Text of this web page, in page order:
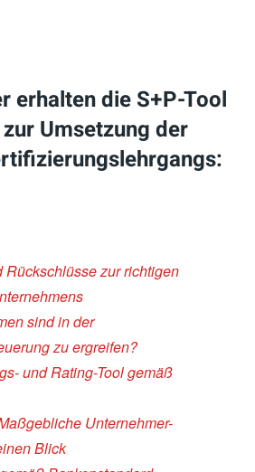
erhalten die S+P-Tool
Umsetzung der
Rückschlüsse zur richtigen
sind in der
zu ergreifen?
und Rating-Tool gemäß
Unternehmer-
Blick